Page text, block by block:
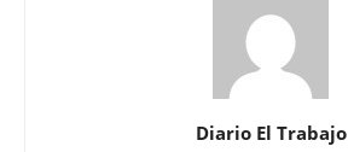
Diario El Trabajo